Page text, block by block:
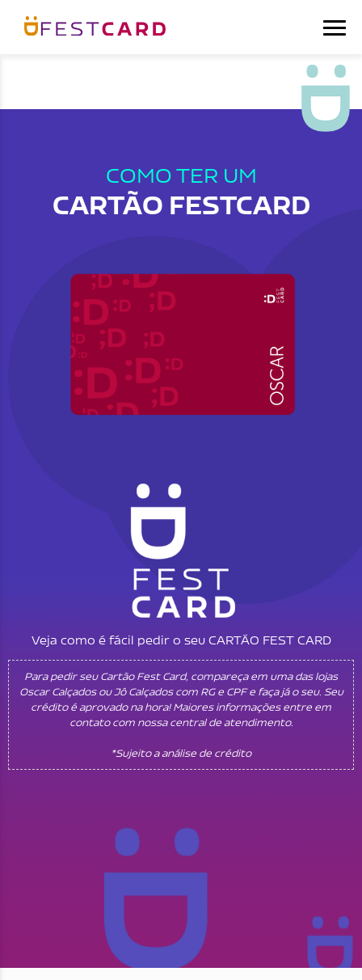
COMO TER UM
CARTÃO FESTCARD
Veja como é fácil pedir o seu CARTÃO FEST CARD
Para pedir seu Cartão Fest Card, compareça em uma das lojas
Oscar Calçados ou Jô Calçados com RG e CPF e faça já o seu. Seu
crédito é aprovado na hora! Maiores informações entre em
contato com nossa central de atendimento.
*Sujeito a análise de crédito